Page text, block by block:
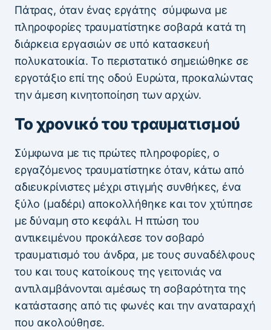
Πάτρας, όταν ένας εργάτης σύμφωνα με
πληροφορίες τραυματίστηκε σοβαρά κατά τη
διάρκεια εργασιών σε υπό κατασκευή
πολυκατοικία. Το περιστατικό σημειώθηκε σε
εργοτάξιο επί της οδού Ευρώτα, προκαλώντας
την άμεση κινητοποίηση των αρχών.
Το χρονικό του τραυματισμού
Σύμφωνα με τις πρώτες πληροφορίες, ο
εργαζόμενος τραυματίστηκε όταν, κάτω από
αδιευκρίνιστες μέχρι στιγμής συνθήκες, ένα
ξύλο (μαδέρι) αποκολλήθηκε και τον χτύπησε
με δύναμη στο κεφάλι. Η πτώση του
αντικειμένου προκάλεσε τον σοβαρό
τραυματισμό του άνδρα, με τους συναδέλφους
του και τους κατοίκους της γειτονιάς να
αντιλαμβάνονται αμέσως τη σοβαρότητα της
κατάστασης από τις φωνές και την αναταραχή
που ακολούθησε.